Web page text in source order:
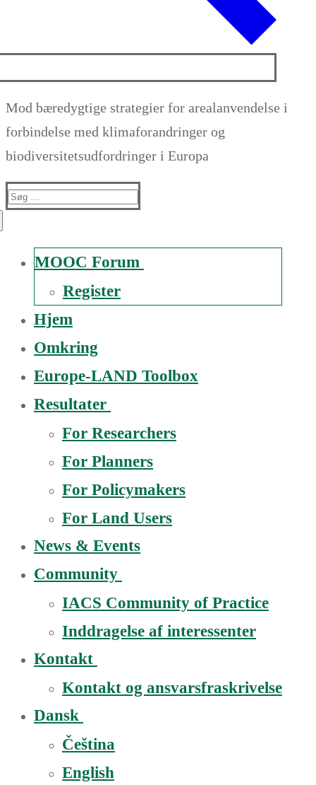
Mod bæredygtige strategier for arealanvendelse i
forbindelse med klimaforandringer og
biodiversitetsudfordringer i Europa
Suche
MOOC Forum
Register
Hjem
Omkring
Europe-LAND Toolbox
Resultater
For Researchers
For Planners
For Policymakers
For Land Users
News & Events
Community
IACS Community of Practice
Inddragelse af interessenter
Kontakt
Kontakt og ansvarsfraskrivelse
Dansk
Čeština
English